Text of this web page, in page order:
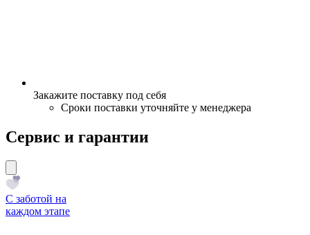
Закажите поставку под себя
Сроки поставки уточняйте у менеджера
Сервис и гарантии
С заботой на
каждом этапе